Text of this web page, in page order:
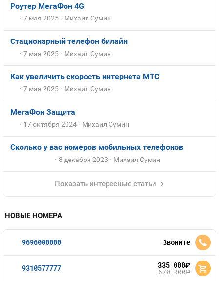
Роутер МегаФон 4G
7 мая 2025 Михаил Сумин
Стационарный телефон билайн
7 мая 2025 Михаил Сумин
Как увеличить скорость интернета МТС
7 мая 2025 Михаил Сумин
МегаФон Защита
17 октября 2024 Михаил Сумин
Сколько у вас номеров мобильных телефонов
8 декабря 2023 Михаил Сумин
Показать интересные статьи
НОВЫЕ НОМЕРА
9696000000 Звоните
9310577777 335 000руб.
670 000руб.